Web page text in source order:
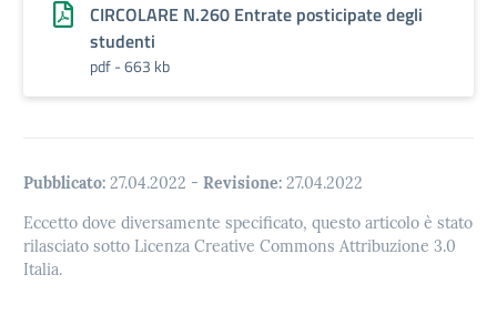
CIRCOLARE N.260 Entrate posticipate degli
studenti
pdf - 663 kb
Pubblicato: 27.04.2022 - Revisione: 27.04.2022
Eccetto dove diversamente specificato, questo articolo è stato
rilasciato sotto Licenza Creative Commons Attribuzione 3.0
Italia.